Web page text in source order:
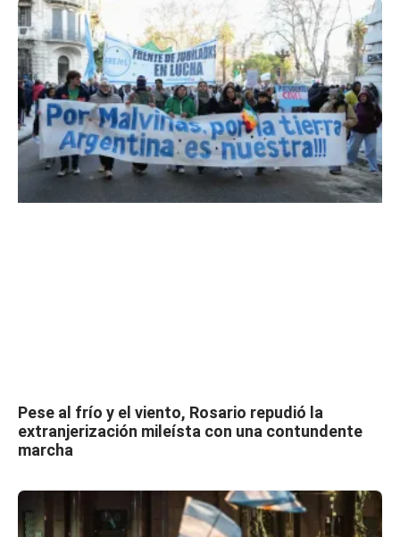
Pese al frío y el viento, Rosario repudió la
extranjerización mileísta con una contundente
marcha